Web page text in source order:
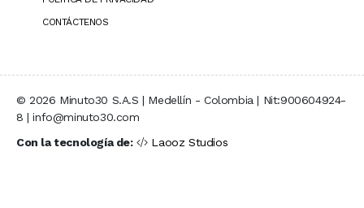
CONTÁCTENOS
© 2026 Minuto30 S.A.S | Medellín - Colombia | Nit:900604924-
8 | info@minuto30.com
Con la tecnología de:
Laooz Studios